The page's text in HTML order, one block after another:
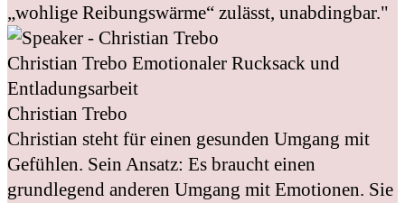
„wohlige Reibungswärme“ zulässt, unabdingbar."
Christian Trebo Emotionaler Rucksack und
Entladungsarbeit
Christian Trebo
Christian steht für einen gesunden Umgang mit
Gefühlen. Sein Ansatz: Es braucht einen
grundlegend anderen Umgang mit Emotionen. Sie